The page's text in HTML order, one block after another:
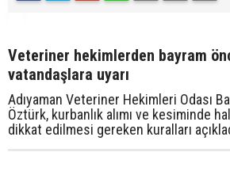
Veteriner hekimlerden bayram
vatandaşlara uyarı
Adıyaman Veteriner Hekimleri Odası
Öztürk, kurbanlık alımı ve kesiminde
dikkat edilmesi gereken kuralları